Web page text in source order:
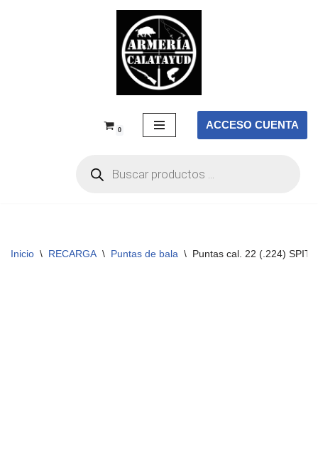
0 ACCESO CUENTA
Inicio \ RECARGA \ Puntas de bala \ Puntas cal. 22 (.224)